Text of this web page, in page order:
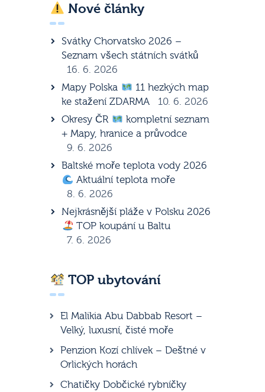
Nové články
Svátky Chorvatsko 2026 –
Seznam všech státních svátků
16. 6. 2026
Mapy Polska
11 hezkých map
ke stažení ZDARMA
10. 6. 2026
Okresy ČR
kompletní seznam
+ Mapy, hranice a průvodce
9. 6. 2026
Baltské moře teplota vody 2026
Aktuální teplota moře
8. 6. 2026
Nejkrásnější pláže v Polsku 2026
TOP koupání u Baltu
7. 6. 2026
TOP ubytování
El Malikia Abu Dabbab Resort –
Velký, luxusní, čisté moře
Penzion Kozí chlívek – Deštné v
Orlických horách
Chatičky Dobčické rybníčky